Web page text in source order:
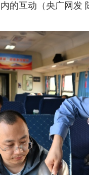
的互动（央广网发